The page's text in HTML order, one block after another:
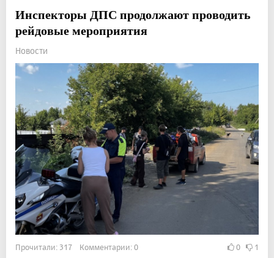
Инспекторы ДПС продолжают проводить
рейдовые мероприятия
Новости
Прочитали: 317 Комментарии: 0 0 1